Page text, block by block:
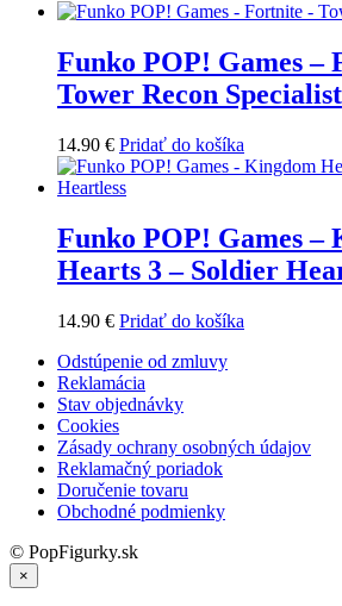
Funko POP! Games –
Tower Recon Specialist
14.90 € Pridať do košíka
Funko POP! Games –
Hearts 3 – Soldier
14.90 € Pridať do košíka
Odstúpenie od zmluvy
Reklamácia
Stav objednávky
Cookies
Zásady ochrany osobných údajov
Reklamačný poriadok
Doručenie tovaru
Obchodné podmienky
© PopFigurky.sk
×